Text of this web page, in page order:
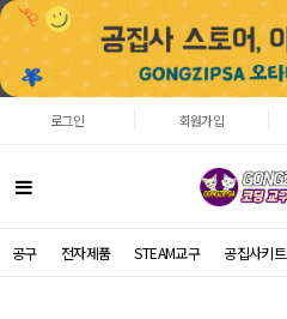
로그인 회원가입
공구 전자제품 STEAM교구 공집사키트